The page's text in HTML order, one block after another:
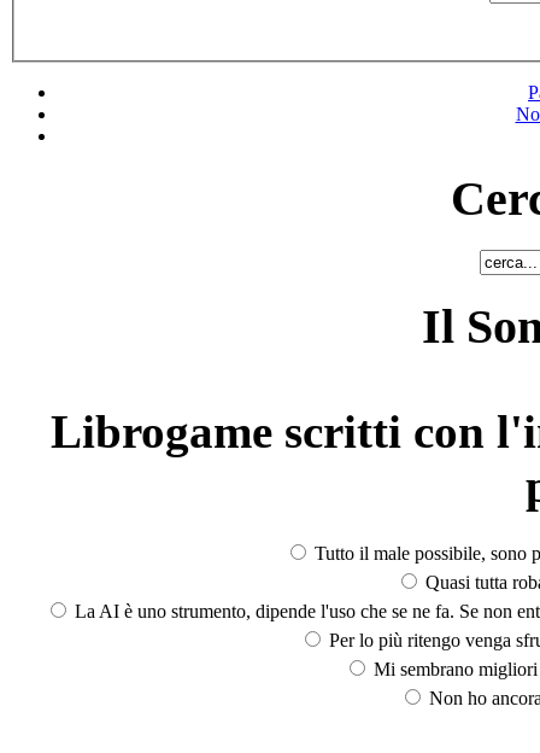
Il
Librogame scritti con
Tutto il male possibile, sono
Quasi tutta
La AI è uno strumento, dipende l'uso che se ne fa. Se non
Per lo più ritengo venga
Mi sembrano
Non ho